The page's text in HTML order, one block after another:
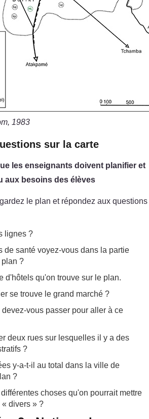
1983
sur la carte
les enseignants doivent planifier et
aux besoins des élèves
le plan et répondez aux questions
lignes ?
de santé voyez-vous dans la partie
plan ?
d'hôtels qu'on trouve sur le plan.
se trouve le grand marché ?
vous passer pour aller à ce
deux rues sur lesquelles il y a des
?
y-a-t-il au total dans la ville de
?
choses qu'on pourrait mettre
divers » ?